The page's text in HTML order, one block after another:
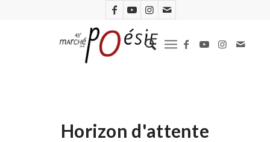
Horizon d'attente